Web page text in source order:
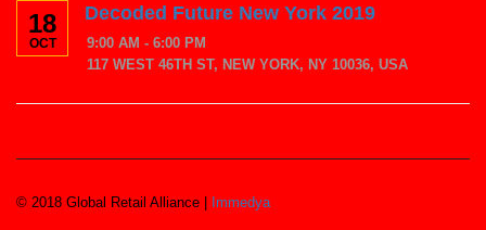
18
OCT
Decoded Future New York 2019
9:00 AM - 6:00 PM
117 WEST 46TH ST, NEW YORK, NY 10036, USA
© 2018 Global Retail Alliance | Immedya